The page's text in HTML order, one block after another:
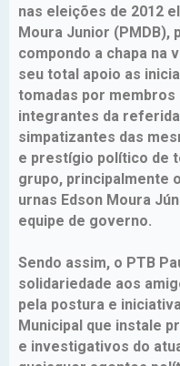
nas eleições de 2012
Moura Junior (PMDB),
compondo a chapa na
seu total apoio as
tomadas por
integrantes da
simpatizantes das
e prestígio político de
grupo, principalmente
urnas Edson Moura
equipe de governo.
Sendo assim, o PTB
solidariedade aos
pela postura e
Municipal que instale
e investigativos do